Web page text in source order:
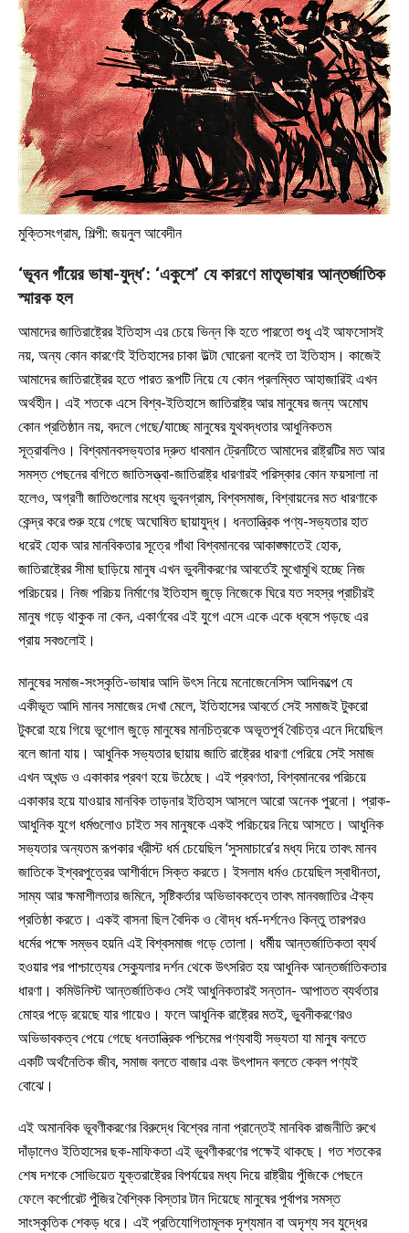
মুক্তিসংগ্রাম, শিল্পী: জয়নুল আবেদীন
‘ভূবন গাঁয়ের ভাষা-যুদ্ধ’: ‘একুশে’ যে কারণে মাতৃভাষার আন্তর্জাতিক
স্মারক হল
আমাদের জাতিরাষ্ট্রের ইতিহাস এর চেয়ে ভিন্ন কি হতে পারতো শুধু এই আফসোসই
নয়, অন্য কোন কারণেই ইতিহাসের চাকা উল্টা ঘোরেনা বলেই তা ইতিহাস। কাজেই
আমাদের জাতিরাষ্ট্রের হতে পারত রূপটি নিয়ে যে কোন প্রলম্বিত আহাজারিই এখন
অর্থহীন। এই শতকে এসে বিশ্ব-ইতিহাসে জাতিরাষ্ট্র আর মানুষের জন্য অমোঘ
কোন প্রতিষ্ঠান নয়, বদলে গেছে/যাচ্ছে মানুষের যুথবদ্ধতার আধুনিকতম
সূত্রাবলিও। বিশ্বমানবসভ্যতার দ্রুত ধাবমান ট্রেনটিতে আমাদের রাষ্ট্রটির মত আর
সমস্ত পেছনের বগিতে জাতিসত্ত্বা-জাতিরাষ্ট্র ধারণারই পরিস্কার কোন ফয়সালা না
হলেও, অগ্রণী জাতিগুলোর মধ্যে ভুবনগ্রাম, বিশ্বসমাজ, বিশ্বায়নের মত ধারণাকে
কেন্দ্র করে শুরু হয়ে গেছে অঘোষিত ছায়াযুদ্ধ। ধনতান্ত্রিক পণ্য-সভ্যতার হাত
ধরেই হোক আর মানবিকতার সূত্রে গাঁথা বিশ্বমানবের আকাঙ্ক্ষাতেই হোক,
জাতিরাষ্ট্রের সীমা ছাড়িয়ে মানুষ এখন ভুবনীকরণের আবর্তেই মুখোমুখি হচ্ছে নিজ
পরিচয়ের। নিজ পরিচয় নির্মাণের ইতিহাস জুড়ে নিজেকে ঘিরে যত সহস্র প্রাচীরই
মানুষ গড়ে থাকুক না কেন, একার্ণবের এই যুগে এসে একে একে ধ্বসে পড়ছে এর
প্রায় সবগুলোই।
মানুষের সমাজ-সংস্কৃতি-ভাষার আদি উৎস নিয়ে মনোজেনেসিস আদিকল্পে যে
একীভূত আদি মানব সমাজের দেখা মেলে, ইতিহাসের আবর্তে সেই সমাজই টুকরো
টুকরো হয়ে গিয়ে ভূগোল জুড়ে মানুষের মানচিত্রকে অভূতপূর্ব বৈচিত্র এনে দিয়েছিল
বলে জানা যায়। আধুনিক সভ্যতার ছায়ায় জাতি রাষ্ট্রের ধারণা পেরিয়ে সেই সমাজ
এখন অখন্ড ও একাকার প্রবণ হয়ে উঠেছে। এই প্রবণতা, বিশ্বমানবের পরিচয়ে
একাকার হয়ে যাওয়ার মানবিক তাড়নার ইতিহাস আসলে আরো অনেক পুরনো। প্রাক-
আধুনিক যুগে ধর্মগুলোও চাইত সব মানুষকে একই পরিচয়ের নিয়ে আসতে। আধুনিক
সভ্যতার অন্যতম রূপকার খ্রীস্ট ধর্ম চেয়েছিল ‘সুসমাচারে’র মধ্য দিয়ে তাবৎ মানব
জাতিকে ইশ্বরপুত্রের আশীর্বাদে সিক্ত করতে। ইসলাম ধর্মও চেয়েছিল স্বাধীনতা,
সাম্য আর ক্ষমাশীলতার জমিনে, সৃষ্টিকর্তার অভিভাবকত্বে তাবৎ মানবজাতির ঐক্য
প্রতিষ্ঠা করতে। একই বাসনা ছিল বৈদিক ও বৌদ্ধ ধর্ম-দর্শনেও কিন্তু তারপরও
ধর্মের পক্ষে সম্ভব হয়নি এই বিশ্বসমাজ গড়ে তোলা। ধর্মীয় আন্তর্জাতিকতা ব্যর্থ
হওয়ার পর পাশ্চাত্যের সেক্যুলার দর্শন থেকে উৎসরিত হয় আধুনিক আন্তর্জাতিকতার
ধারণা। কমিউনিস্ট আন্তর্জাতিকও সেই আধুনিকতারই সন্তান- আপাতত ব্যর্থতার
মোহর পড়ে রয়েছে যার গায়েও। ফলে আধুনিক রাষ্ট্রের মতই, ভুবনীকরণেরও
অভিভাবকত্ব পেয়ে গেছে ধনতান্ত্রিক পশ্চিমের পণ্যবাহী সভ্যতা যা মানুষ বলতে
একটি অর্থনৈতিক জীব, সমাজ বলতে বাজার এবং উৎপাদন বলতে কেবল পণ্যই
বোঝে।
এই অমানবিক ভূবণীকরণের বিরুদ্ধে বিশ্বের নানা প্রান্তেই মানবিক রাজনীতি রুখে
দাঁড়ালেও ইতিহাসের ছক-মাফিকতা এই ভুবণীকরণের পক্ষেই থাকছে। গত শতকের
শেষ দশকে সোভিয়েত যুক্তরাষ্ট্রের বিপর্যয়ের মধ্য দিয়ে রাষ্ট্রীয় পুঁজিকে পেছনে
ফেলে কর্পোরেট পুঁজির বৈশ্বিক বিস্তার টান দিয়েছে মানুষের পূর্বাপর সমস্ত
সাংস্কৃতিক শেকড় ধরে। এই প্রতিযোগিতামূলক দৃশ্যমান বা অদৃশ্য সব যুদ্ধের